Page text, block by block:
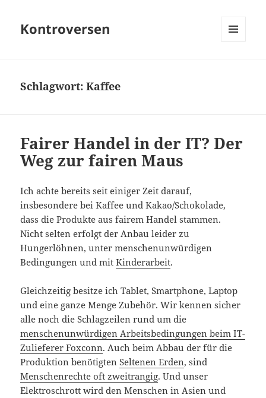
Kontroversen
Schlagwort:Kaffee
Fairer Handel in der IT? Der
Weg zur fairen Maus
Ich achte bereits seit einiger Zeit darauf,
insbesondere bei Kaffee und Kakao/Schokolade,
dass die Produkte aus fairem Handel stammen.
Nicht selten erfolgt der Anbau leider zu
Hungerlöhnen, unter menschenunwürdigen
Bedingungen und mitKinderarbeit.
Gleichzeitig besitze ich Tablet, Smartphone, Laptop
und eine ganze Menge Zubehör. Wir kennen sicher
alle noch die Schlagzeilen rund um die
menschenunwürdigen Arbeitsbedingungen beim IT-
Zulieferer Foxconn. Auch beim Abbau der für die
Produktion benötigtenSeltenen Erden, sind
Menschenrechte oft zweitrangig. Und unser
Elektroschrott wird den Menschen in Asien und